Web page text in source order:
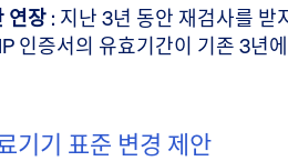
연장 : 지난 3년 동안 재검사를 받
인증서의 유효기간이 기존 3년
기기 표준 변경 제안